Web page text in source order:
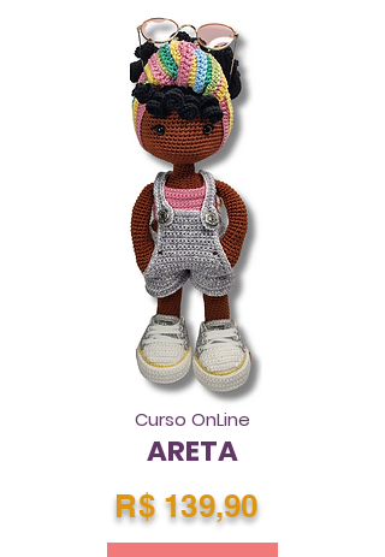
Curso OnLine
ARETA
R$ 139,90